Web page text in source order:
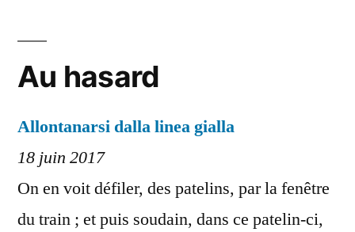
Au hasard
Allontanarsi dalla linea gialla
18 juin 2017
On en voit défiler, des patelins, par la fenêtre
du train ; et puis soudain, dans ce patelin-ci,